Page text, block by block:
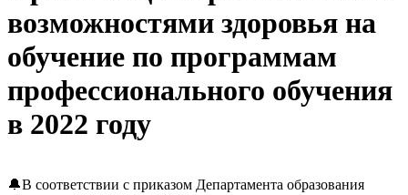
возможностями здоровья на
обучение по программам
профессионального обучения
в 2022 году
🔔В соответствии с приказом Департамента образования